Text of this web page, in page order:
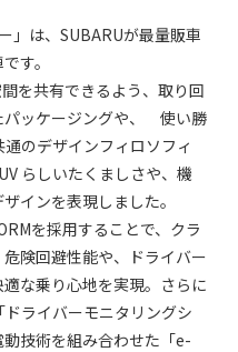
」は、SUBARUが最量販車
す。
を共有できるよう、取り回
パッケージングや、 使い勝
のデザインフィロソフィ
らしいたくましさや、機
インを表現しました。
を採用することで、クラ
険回避性能や、ドライバー
な乗り心地を実現。さらに
ライバーモニタリングシ
技術を組み合わせた「e-